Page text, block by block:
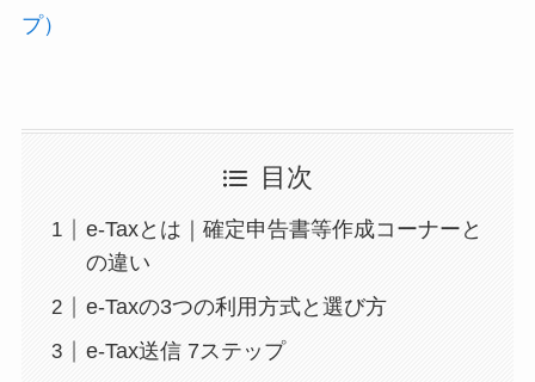
プ）
目次
e-Taxとは｜確定申告書等作成コーナーと
の違い
e-Taxの3つの利用方式と選び方
e-Tax送信 7ステップ